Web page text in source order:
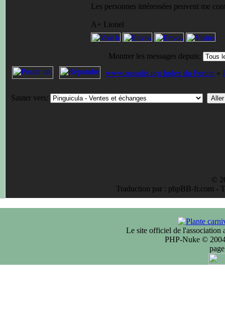
Les personnes intéressées peuvent me
A+ Lionel
Montrer les messages depuis:
www.rossolis.org Index du Forum »
Sauter vers:
©
Traduction par : phpBB-fr.com -
Le site officiel de l'association
PHP-Nuke ©